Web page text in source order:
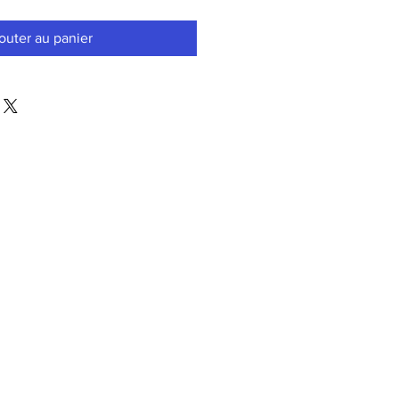
au panier